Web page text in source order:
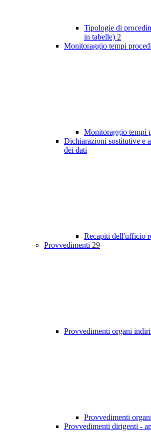
Tipologie di
in tabelle) 2
Monitoraggio tempi
Monitoraggio tempi
Dichiarazioni sostitutive e
dei dati
Recapiti dell'ufficio
Provvedimenti 29
Provvedimenti organi
Provvedimenti
Provvedimenti dirigenti -